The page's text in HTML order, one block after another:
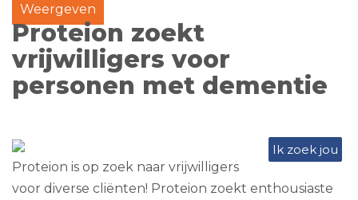
Weergeven
Proteion zoekt
vrijwilligers voor
personen met dementie
Ik zoek jou
Proteion is op zoek naar vrijwilligers
voor diverse cliënten! Proteion zoekt enthousiaste